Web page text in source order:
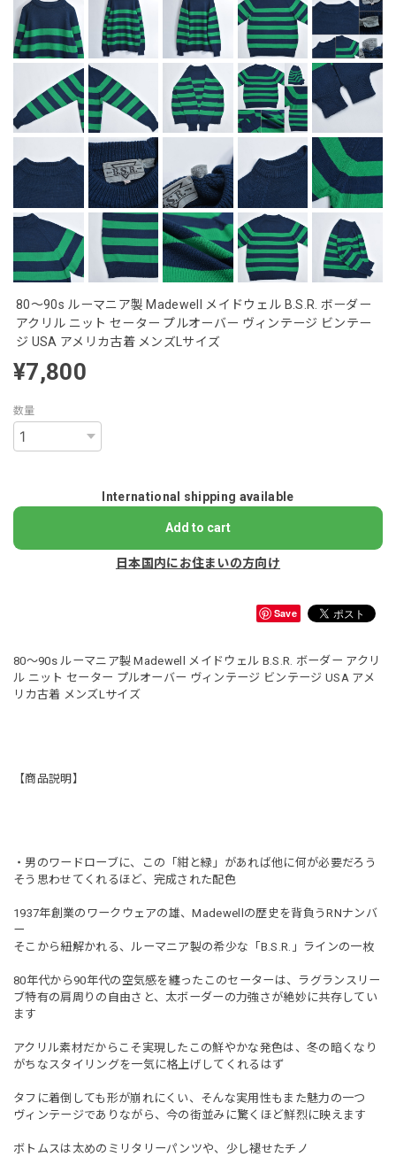
80～90s ルーマニア製 Madewell メイドウェル B.S.R. ボーダー
アクリル ニット セーター プルオーバー ヴィンテージ ビンテー
ジ USA アメリカ古着 メンズLサイズ
¥7,800
数量
International shipping available
Add to cart
日本国内にお住まいの方向け
Save
80～90s ルーマニア製 Madewell メイドウェル B.S.R. ボーダー アクリ
ル ニット セーター プルオーバー ヴィンテージ ビンテージ USA アメ
リカ古着 メンズLサイズ
【商品説明】
・男のワードローブに、この「紺と緑」があれば他に何が必要だろう
そう思わせてくれるほど、完成された配色
1937年創業のワークウェアの雄、Madewellの歴史を背負うRNナンバ
ー
そこから紐解かれる、ルーマニア製の希少な「B.S.R.」ラインの一枚
80年代から90年代の空気感を纏ったこのセーターは、ラグランスリー
ブ特有の肩周りの自由さと、太ボーダーの力強さが絶妙に共存してい
ます
アクリル素材だからこそ実現したこの鮮やかな発色は、冬の暗くなり
がちなスタイリングを一気に格上げしてくれるはず
タフに着倒しても形が崩れにくい、そんな実用性もまた魅力の一つ
ヴィンテージでありながら、今の街並みに驚くほど鮮烈に映えます
ボトムスは太めのミリタリーパンツや、少し褪せたチノ